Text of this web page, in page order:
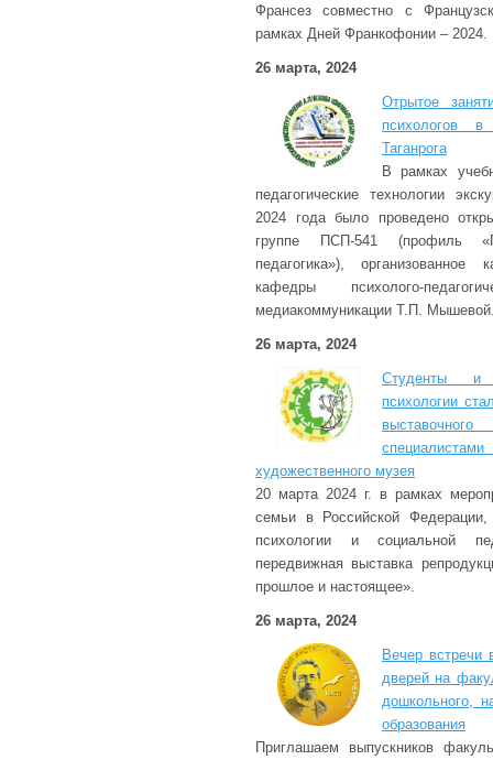
Франсез совместно с
рамках Дней Франкофонии – 2024.
26 марта, 2024
Отрытое
психологов
Таганрога
В рамках
педагогические технологии
2024 года было проведено
группе ПСП-541 (профиль
педагогика»),
кафедры психолого-
медиакоммуникации Т.П.
26 марта, 2024
Студенты и
психологии
художественного музея
20 марта 2024 г. в рамках
семьи в Российской
психологии и социальной
передвижная выставка
прошлое и настоящее».
26 марта, 2024
Вечер встречи
дверей на
дошкольного,
образования
Приглашаем выпускников